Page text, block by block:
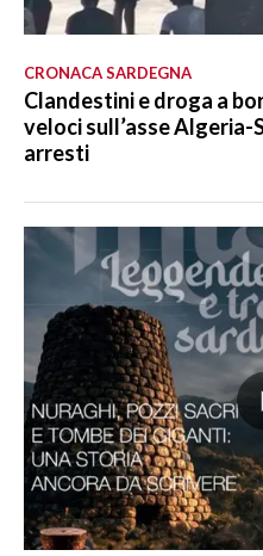
CRONACA SARDEGNA
Clandestini e droga a
veloci sull’asse
arresti